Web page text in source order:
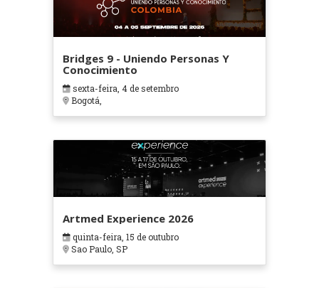
Bridges 9 - Uniendo Personas Y
Conocimiento
sexta-feira, 4 de setembro
Bogotá,
Artmed Experience 2026
quinta-feira, 15 de outubro
Sao Paulo, SP